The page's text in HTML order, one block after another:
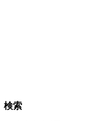
検索